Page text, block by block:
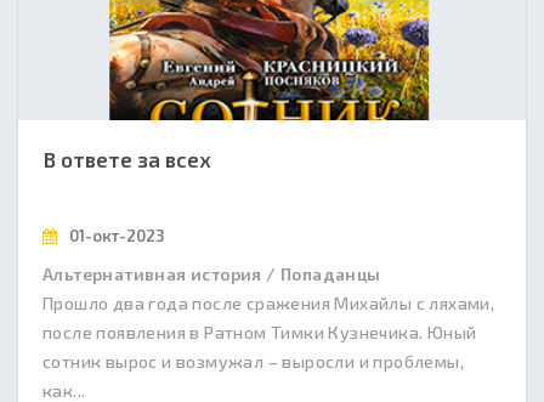
В ответе за всех
01-окт-2023
Альтернативная история / Попаданцы
Прошло два года после сражения Михайлы с ляхами,
после появления в Ратном Тимки Кузнечика. Юный
сотник вырос и возмужал – выросли и проблемы,
как...